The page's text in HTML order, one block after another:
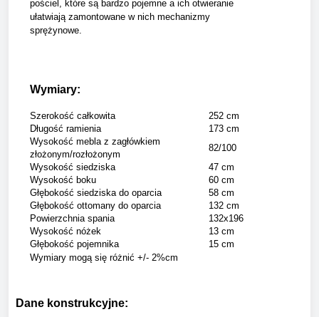
pościel, które są bardzo pojemne a ich otwieranie
ułatwiają zamontowane w nich mechanizmy
sprężynowe.
Wymiary:
Szerokość całkowita
252 cm
Długość ramienia
173 cm
Wysokość mebla z zagłówkiem
złożonym/rozłożonym
82/100
Wysokość siedziska
47 cm
Wysokość boku
60 cm
Głębokość siedziska do oparcia
58 cm
Głębokość ottomany do oparcia
132 cm
Powierzchnia spania
132x196
Wysokość nóżek
13 cm
Głębokość pojemnika
15 cm
Wymiary mogą się różnić +/- 2%cm
Dane konstrukcyjne: